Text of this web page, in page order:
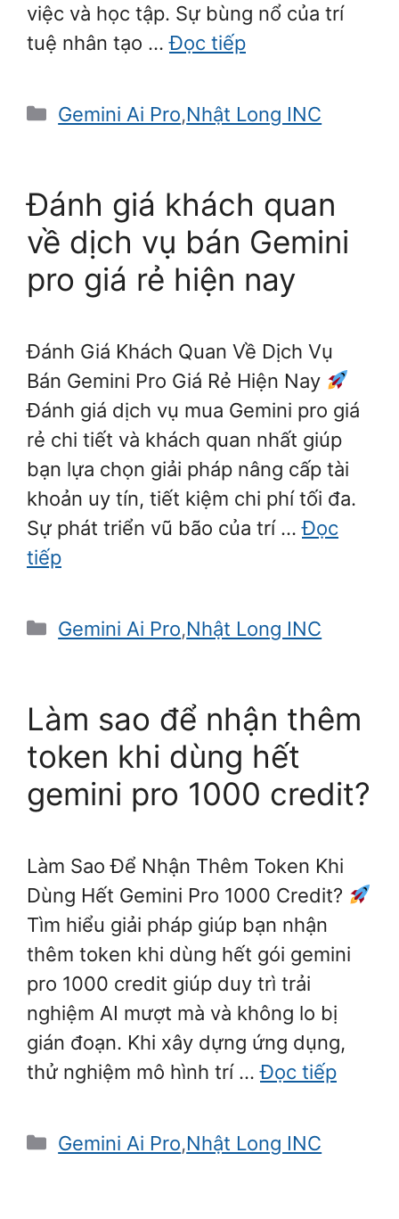
việc và học tập. Sự bùng nổ của trí
tuệ nhân tạo …Đọc tiếp
Danh
Gemini Ai Pro,Nhật Long INC
Đánh giá khách quan
về dịch vụ bán Gemini
pro giá rẻ hiện nay
Đánh Giá Khách Quan Về Dịch Vụ
Bán Gemini Pro Giá Rẻ Hiện Nay
Đánh giá dịch vụ mua Gemini pro giá
rẻ chi tiết và khách quan nhất giúp
bạn lựa chọn giải pháp nâng cấp tài
khoản uy tín, tiết kiệm chi phí tối đa.
Sự phát triển vũ bão của trí …Đọc
tiếp
Danh
Gemini Ai Pro,Nhật Long INC
Làm sao để nhận thêm
token khi dùng hết
gemini pro 1000 credit?
Làm Sao Để Nhận Thêm Token Khi
Dùng Hết Gemini Pro 1000 Credit?
Tìm hiểu giải pháp giúp bạn nhận
thêm token khi dùng hết gói gemini
pro 1000 credit giúp duy trì trải
nghiệm AI mượt mà và không lo bị
gián đoạn. Khi xây dựng ứng dụng,
thử nghiệm mô hình trí …Đọc tiếp
Danh
Gemini Ai Pro,Nhật Long INC